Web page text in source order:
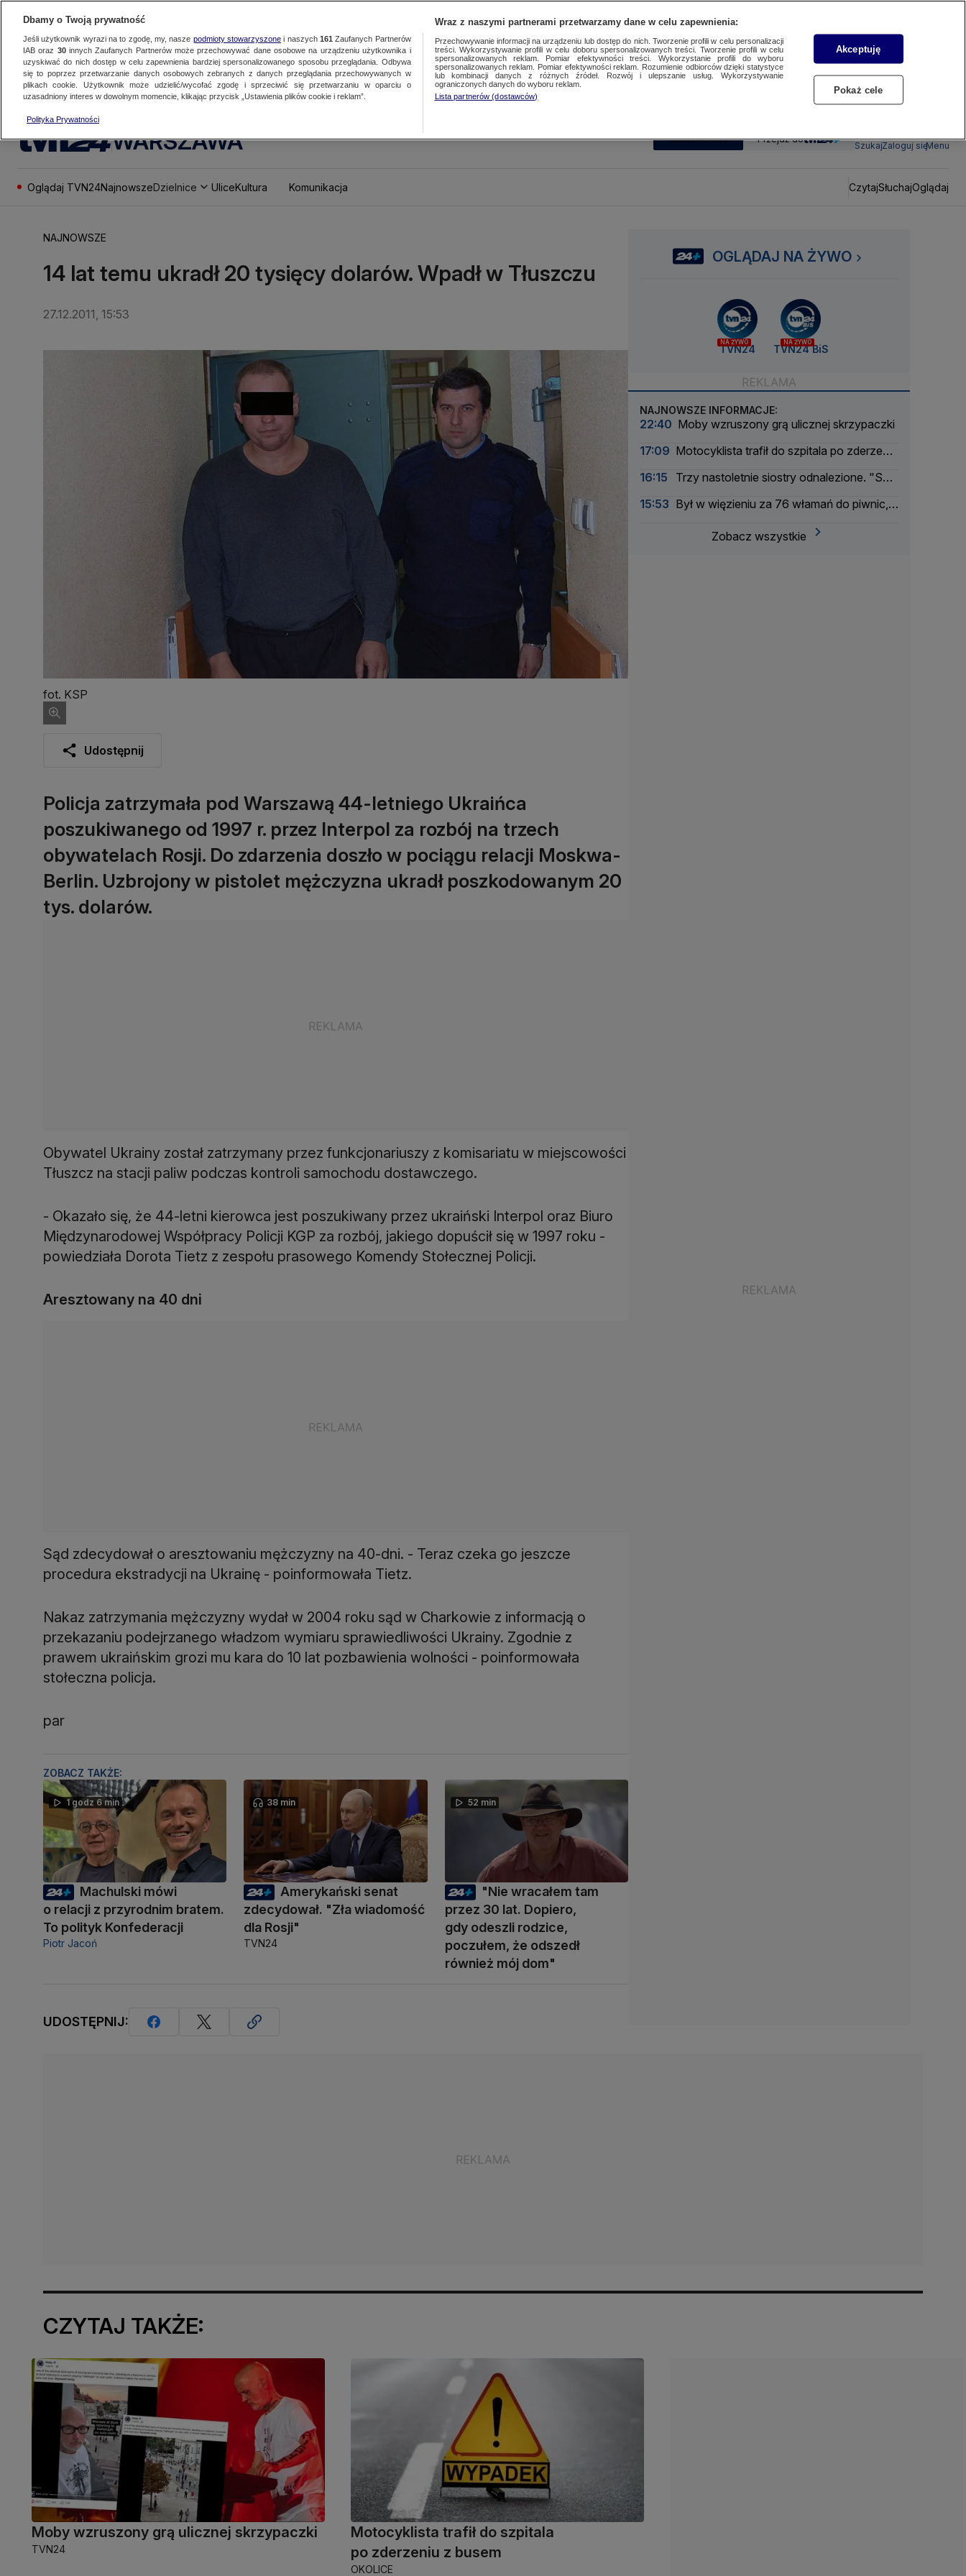
WARSZAWA SUBSKRYBUJ Przejdź do
SzukajZaloguj sięMenu
Oglądaj TVN24NajnowszeDzielnice UliceKultura Komunikacja CzytajSłuchajOglądaj
NAJNOWSZE
14 lat temu ukradł 20 tysięcy dolarów. Wpadł w Tłuszczu
27.12.2011, 15:53
fot. KSP
Udostępnij
Policja zatrzymała pod Warszawą 44-letniego Ukraińca
poszukiwanego od 1997 r. przez Interpol za rozbój na trzech
obywatelach Rosji. Do zdarzenia doszło w pociągu relacji Moskwa-
Berlin. Uzbrojony w pistolet mężczyzna ukradł poszkodowanym 20
tys. dolarów.
Obywatel Ukrainy został zatrzymany przez funkcjonariuszy z komisariatu w miejscowości
Tłuszcz na stacji paliw podczas kontroli samochodu dostawczego.
- Okazało się, że 44-letni kierowca jest poszukiwany przez ukraiński Interpol oraz Biuro
Międzynarodowej Współpracy Policji KGP za rozbój, jakiego dopuścił się w 1997 roku -
powiedziała Dorota Tietz z zespołu prasowego Komendy Stołecznej Policji.
Aresztowany na 40 dni
Sąd zdecydował o aresztowaniu mężczyzny na 40-dni. - Teraz czeka go jeszcze
procedura ekstradycji na Ukrainę - poinformowała Tietz.
Nakaz zatrzymania mężczyzny wydał w 2004 roku sąd w Charkowie z informacją o
przekazaniu podejrzanego władzom wymiaru sprawiedliwości Ukrainy. Zgodnie z
prawem ukraińskim grozi mu kara do 10 lat pozbawienia wolności - poinformowała
stołeczna policja.
par
ZOBACZ TAKŻE:
1 godz 6 min
Machulski mówi
o relacji z przyrodnim bratem.
To polityk Konfederacji
Piotr Jacoń
38 min
Amerykański senat
zdecydował. "Zła wiadomość
dla Rosji"
TVN24
52 min
"Nie wracałem tam
przez 30 lat. Dopiero,
gdy odeszli rodzice,
poczułem, że odszedł
również mój dom"
UDOSTĘPNIJ:
OGLĄDAJ NA ŻYWO
NA ŻYWO
TVN24
NA ŻYWO
TVN24 BiS
NAJNOWSZE INFORMACJE:
22:40 Moby wzruszony grą ulicznej skrzypaczki
17:09 Motocyklista trafił do szpitala po zderzeniu
16:15
Trzy nastoletnie siostry odnalezione. "Są
15:53 Był w więzieniu za 76 włamań do piwnic,
Zobacz wszystkie
CZYTAJ TAKŻE:
Moby wzruszony grą ulicznej skrzypaczki
TVN24
Motocyklista trafił do szpitala
po zderzeniu z busem
OKOLICE
Dbamy o Twoją prywatność
Jeśli użytkownik wyrazi na to zgodę, my, nasze podmioty stowarzyszonei naszych 161 Zaufanych Partnerów
IAB oraz 30innych Zaufanych Partnerów może przechowywać dane osobowe na urządzeniu użytkownika i
uzyskiwać do nich dostęp w celu zapewnienia bardziej spersonalizowanego sposobu przeglądania. Odbywa
się to poprzez przetwarzanie danych osobowych zebranych z danych przeglądania przechowywanych w
plikach cookie. Użytkownik może udzielić/wycofać zgodę i sprzeciwić się przetwarzaniu w oparciu o
uzasadniony interes w dowolnym momencie, klikając przycisk „Ustawienia plików cookie i reklam”.
Polityka Prywatności
Wraz z naszymi partnerami przetwarzamy dane w celu zapewnienia:
Przechowywanie informacji na urządzeniu lub dostęp do nich. Tworzenie profili w celu personalizacji
treści. Wykorzystywanie profili w celu doboru spersonalizowanych treści. Tworzenie profili w celu
spersonalizowanych reklam. Pomiar efektywności treści. Wykorzystanie profili do wyboru
spersonalizowanych reklam. Pomiar efektywności reklam. Rozumienie odbiorców dzięki statystyce
lub kombinacji danych z różnych źródeł. Rozwój i ulepszanie usług. Wykorzystywanie
ograniczonych danych do wyboru reklam.
Lista partnerów (dostawców)
Akceptuję
Pokaż cele